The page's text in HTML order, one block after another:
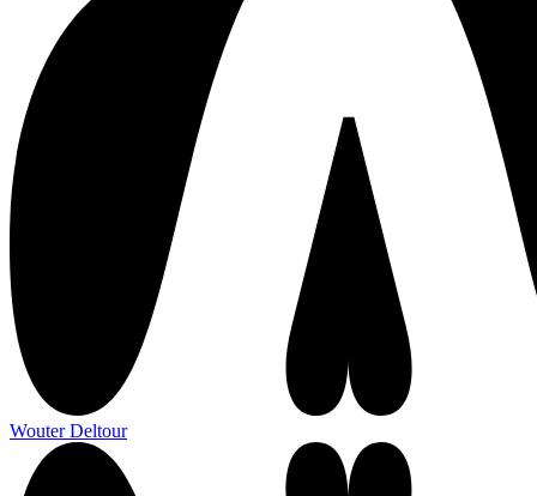
Wouter Deltour